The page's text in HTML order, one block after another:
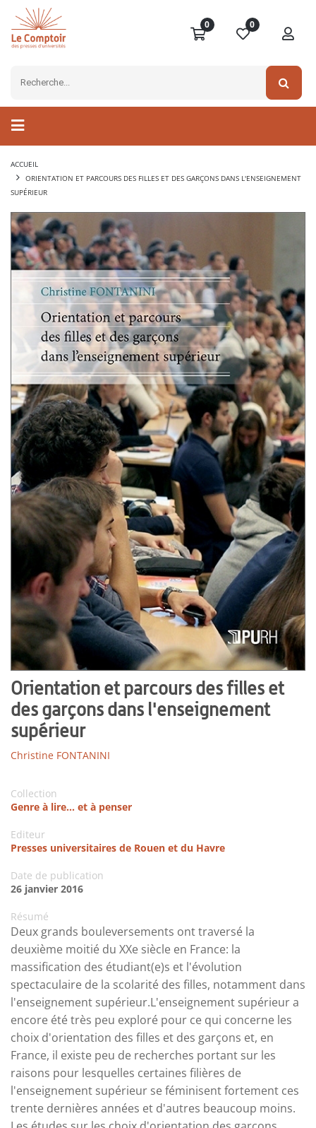
0 0
ACCUEIL
ORIENTATION ET PARCOURS DES FILLES ET DES GARÇONS DANS L'ENSEIGNEMENT
SUPÉRIEUR
Orientation et parcours des filles et
des garçons dans l'enseignement
supérieur
Christine FONTANINI
Collection
Genre à lire... et à penser
Editeur
Presses universitaires de Rouen et du Havre
Date de publication
26 janvier 2016
Résumé
Deux grands bouleversements ont traversé la
deuxième moitié du XXe siècle en France: la
massification des étudiant(e)s et l'évolution
spectaculaire de la scolarité des filles, notamment dans
l'enseignement supérieur.L'enseignement supérieur a
encore été très peu exploré pour ce qui concerne les
choix d'orientation des filles et des garçons et, en
France, il existe peu de recherches portant sur les
raisons pour lesquelles certaines filières de
l'enseignement supérieur se féminisent fortement ces
trente dernières années et d'autres beaucoup moins.